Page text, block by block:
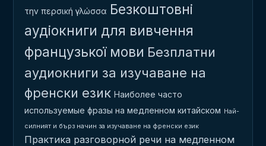
την περσική γλώσσα Безкоштовні
аудіокниги для вивчення
французької мови Безплатни
аудиокниги за изучаване на
френски език Наиболее часто
используемые фразы на медленном китайском Най-
силният и бърз начин за изучаване на френски език
Практика разговорной речи на медленном